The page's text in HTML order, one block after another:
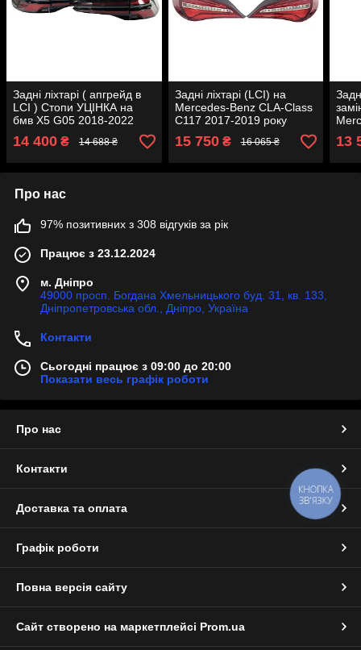
Задні ліхтарі ( апгрейд в
LCI ) Стопи УЦІНКА на
бмв X5 G05 2018-2022
року
14 400 ₴ 14 688 ₴
Задні ліхтарі (LCI) на
Mercedes-Benz CLA-Class
C117 2017-2019 року
15 750₴ 16 065 ₴ 13
Про нас
97% позитивних з 308 відгуків за рік
Працює з 23.12.2024
м. Дніпро
49000 просп. Богдана Хмельницького буд. 31, кв. 133,
Дніпропетровська обл., Дніпро, Україна
Контакти
Сьогодні працює з 09:00 до 20:00
Показати весь графік роботи
Про нас
Контакти
Доставка та оплата
Графік роботи
Повна версія сайту
Сайт створено на маркетплейсі Prom.ua
КНОПКА
ЗВ'ЯЗКУ